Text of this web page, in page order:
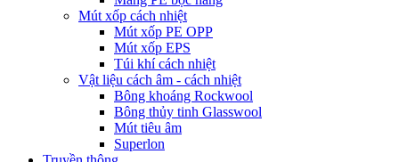
Mút xốp cách nhiệt
Mút xốp PE OPP
Mút xốp EPS
Túi khí cách nhiệt
Vật liệu cách âm - cách nhiệt
Bông khoáng Rockwool
Bông thủy tinh Glasswool
Mút tiêu âm
Superlon